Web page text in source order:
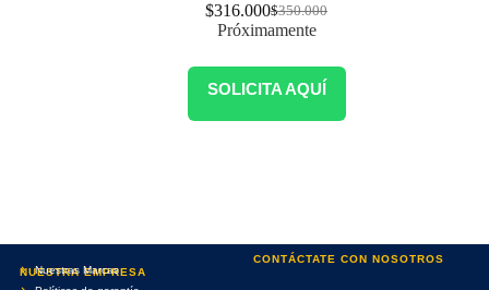
$350.000
$316.000
Próximamente
SOLICITA AQUÍ
NUESTRA EMPRESA
Nuestras Marcas
CONTÁCTATE CON NOSOTROS